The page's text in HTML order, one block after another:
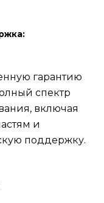
гарантию
спектр
включая
и
поддержку.